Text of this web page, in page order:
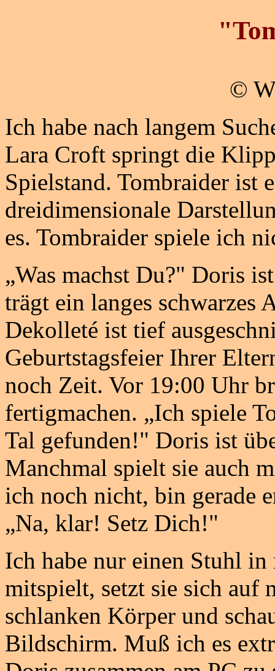
©
Ich habe nach langem
Lara Croft springt die
Spielstand. Tombraider ist
dreidimensionale
es. Tombraider spiele ich
„Was machst Du?" Doris
trägt ein langes schwarzes
Dekolleté ist tief
Geburtstagsfeier Ihrer
noch Zeit. Vor 19:00 Uhr
fertigmachen. „Ich spiele
Tal gefunden!" Doris ist
Manchmal spielt sie auch
ich noch nicht, bin gerade
„Na, klar! Setz Dich!"
Ich habe nur einen Stuhl
mitspielt, setzt sie sich auf
schlanken Körper und
Bildschirm. Muß ich es